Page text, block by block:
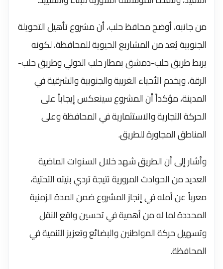
من جانبه، أوضح محافظ حلب، أن مشروع تأهيل التحويلة
الجنوبية يُعد من المشاريع الحيوية للمحافظة، لكونه
يربط طريق حلب-دمشق بمطار حلب الدولي وطريق حلب-
الرقة، ويخدم الأحياء الغربية والجنوبية والشرقية في
المدينة، مؤكداً أن المشروع سينعكس إيجاباً على
الحركة التجارية والاستثمارية في المحافظة وعلى
المناطق المجاورة للطريق.
وأشار إلى أن الطريق شهد خلال السنوات الماضية
العديد من الحوادث المرورية نتيجة تردي بنيته التحتية،
معرباً عن أمله في إنجاز المشروع ضمن المدة الزمنية
المحددة لما له من أهمية في تحسين واقع النقل
وتسهيل حركة المواطنين والبضائع وتعزيز التنمية في
المحافظة.